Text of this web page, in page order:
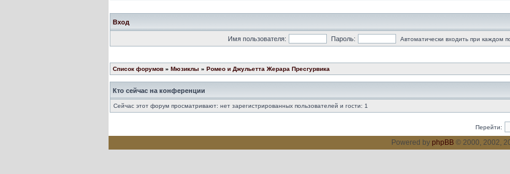
Вход
Имя пользователя: Пароль: Автоматически входить при каждом
Список форумов » Мюзиклы » Ромео и Джульетта Жерара Пресгурвика
Кто сейчас на конференции
Сейчас этот форум просматривают: нет зарегистрированных пользователей и гости: 1
Перейти:
Powered by phpBB © 2000, 2002,